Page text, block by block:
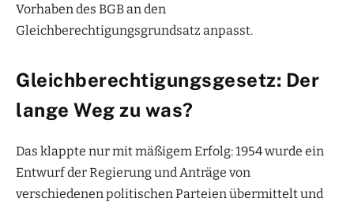
Vorhaben des BGB an den
Gleichberechtigungsgrundsatz anpasst.
Gleichberechtigungsgesetz: Der
lange Weg zu was?
Das klappte nur mit mäßigem Erfolg: 1954 wurde ein
Entwurf der Regierung und Anträge von
verschiedenen politischen Parteien übermittelt und